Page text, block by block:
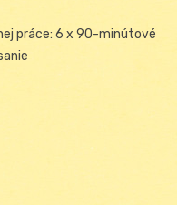
práce: 6 x 90-minútové